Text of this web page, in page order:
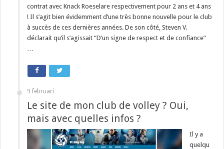
contrat avec Knack Roeselare respectivement pour 2 ans et 4 ans
! Il s’agit bien évidemment d’une très bonne nouvelle pour le club
à succès de ces dernières années. De son côté, Steven V.
déclarait qu’il s’agissait “D’un signe de respect et de confiance”
…
9 februari
Le site de mon club de volley ? Oui,
mais avec quelles infos ?
Il y a
quelqu